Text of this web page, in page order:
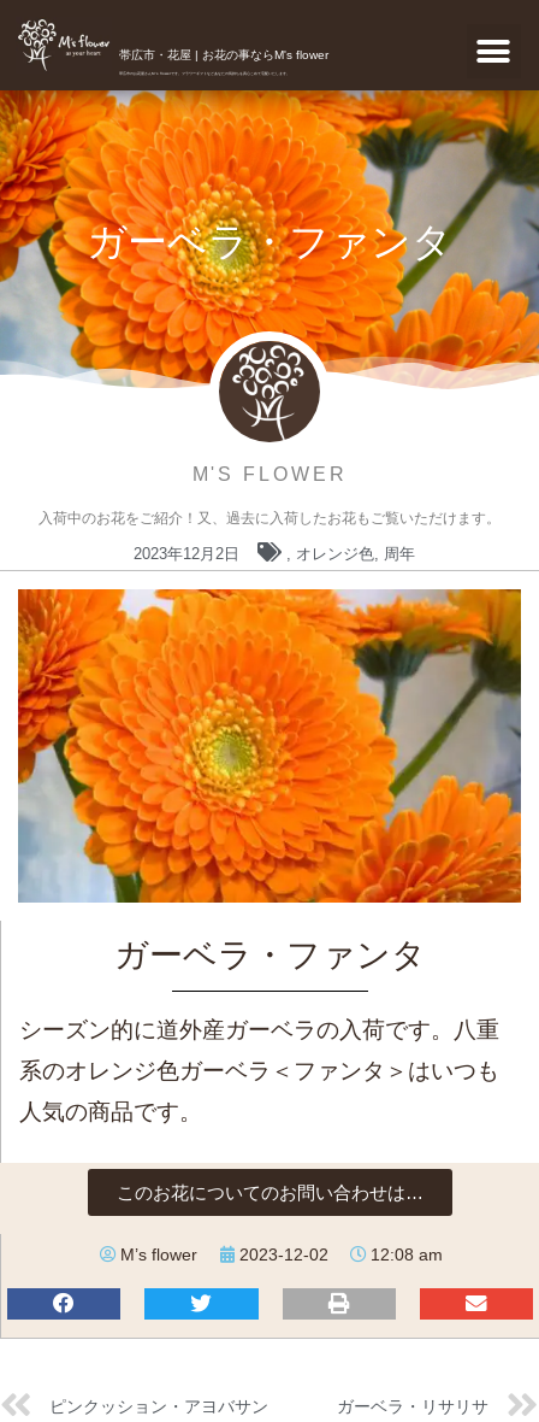
帯広市・花屋 | お花の事ならM's flower
帯広市のお花屋さんM's flowerです。フラワーギフトなどあなたの気持ちを真心こめて宅配いたします。
ガーベラ・ファンタ
M'S FLOWER
入荷中のお花をご紹介！又、過去に入荷したお花もご覧いただけます。
2023年12月2日 , オレンジ色, 周年
ガーベラ・ファンタ
シーズン的に道外産ガーベラの入荷です。八重
系のオレンジ色ガーベラ＜ファンタ＞はいつも
人気の商品です。
このお花についてのお問い合わせは…
M’s flower 2023-12-02 12:08 am
ピンクッション・アヨバサン ガーベラ・リサリサ